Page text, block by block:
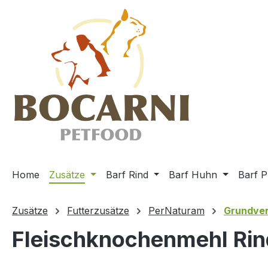
Zur Hauptnavigation springen
Home Zusätze Barf Rind Barf Huhn Barf
Zusätze Futterzusätze PerNaturam
Fleischknochenmehl